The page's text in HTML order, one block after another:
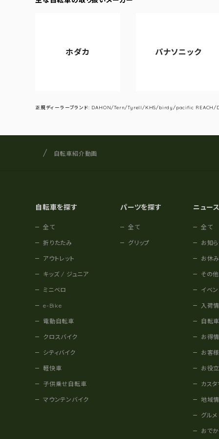
ホダカ パナソニック
正規ディーラーブランド: DAHON/Tern/Tyrell/KHS/birdy/pacific
サイト内の現在地
サイクルショップナカゴヤ
自転車紹介動画
自転車を探す
全て
折りたたみ
アウトレット
キッズ / ジュニア
ミニベロ
e-Bike
電動自転車
クロスバイク
シティバイク
軽快車
子供乗せ自転車
マウンテンバイク
パーツを探す
全て
グリップ
ニュー
全て
お知
お休
その
イベン
入荷
自転
お得
お客様
お役
カス
地域
グルメ
おで